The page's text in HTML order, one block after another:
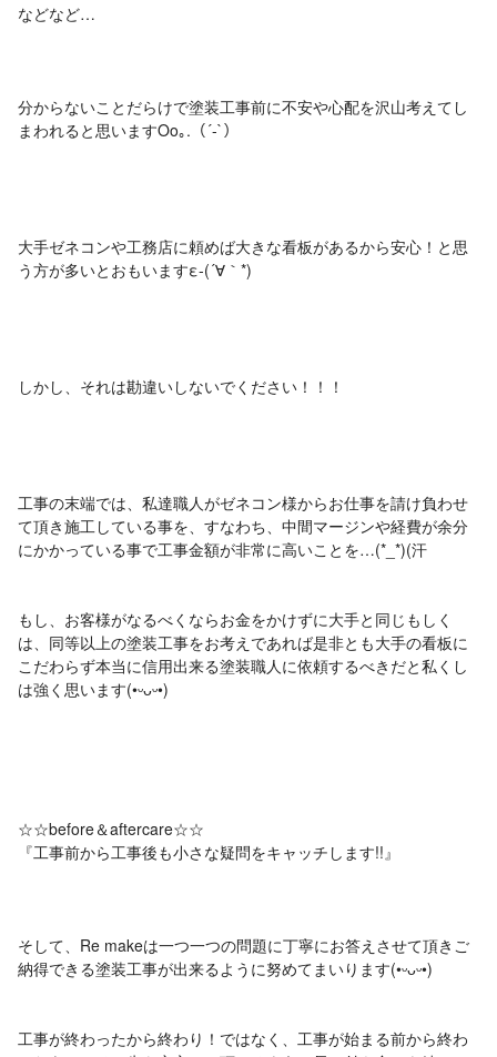
などなど…
分からないことだらけで塗装工事前に不安や心配を沢山考えてし
まわれると思いますOo｡.（´-`）
大手ゼネコンや工務店に頼めば大きな看板があるから安心！と思
う方が多いとおもいますε-(´∀｀*)
‏しかし、それは勘違いしないでください！！！
工事の末端では、私達職人がゼネコン様からお仕事を請け負わせ
て頂き施工している事を、すなわち、中間マージンや経費が余分
にかかっている事で工事金額が非常に高いことを…(*_*)(汗
もし、お客様がなるべくならお金をかけずに大手と同じもしく
は、同等以上の塗装工事をお考えであれば是非とも大手の看板に
こだわらず本当に信用出来る塗装職人に依頼するべきだと私くし
は強く思います(•ᵕᴗᵕ•)
☆☆before＆aftercare☆☆ㅤㅤㅤㅤㅤㅤㅤㅤㅤ
『工事前から工事後も小さな疑問をキャッチします!!』
そして、Re makeは一つ一つの問題に丁寧にお答えさせて頂きご
納得できる塗装工事が出来るように努めてまいります(•ᵕᴗᵕ•)ゞ
工事が終わったから終わり！ではなく、工事が始まる前から終わ